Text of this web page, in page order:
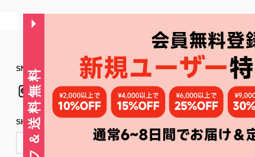
SNSフォローはこちら： アプリ
SHEIN STYLE NEWSを購読する